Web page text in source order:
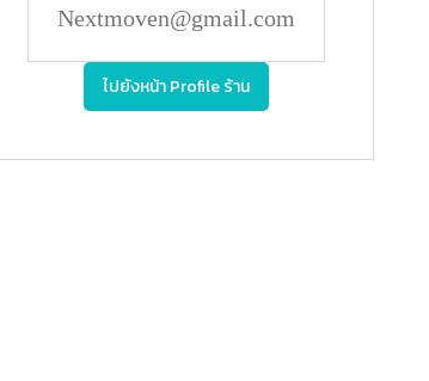
Nextmoven@gmail.com
ไปยังหน้า Profile ร้าน